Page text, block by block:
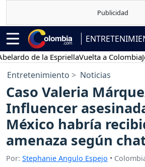
de la EspriellaVuelta a Colombia
Entretenimiento Noticias
Caso Valeria
Influencer
México habría
amenaza según
Por: Stephanie Angulo Espejo •